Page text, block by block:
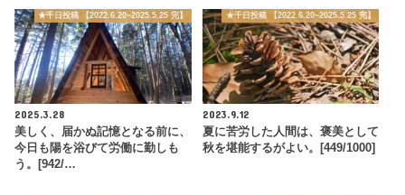
★千日投稿 【2022.6.20~2025.5.25 完】
2025.3.28
美しく、届かぬ記憶となる前に、
今日も陽を浴びて労働に勤しも
う。[942/…
★千日投稿 【2022.6.20~2025.5.25 完】
2023.9.12
夏に苦労した人間は、褒美として
秋を堪能するがよい。[449/1000]